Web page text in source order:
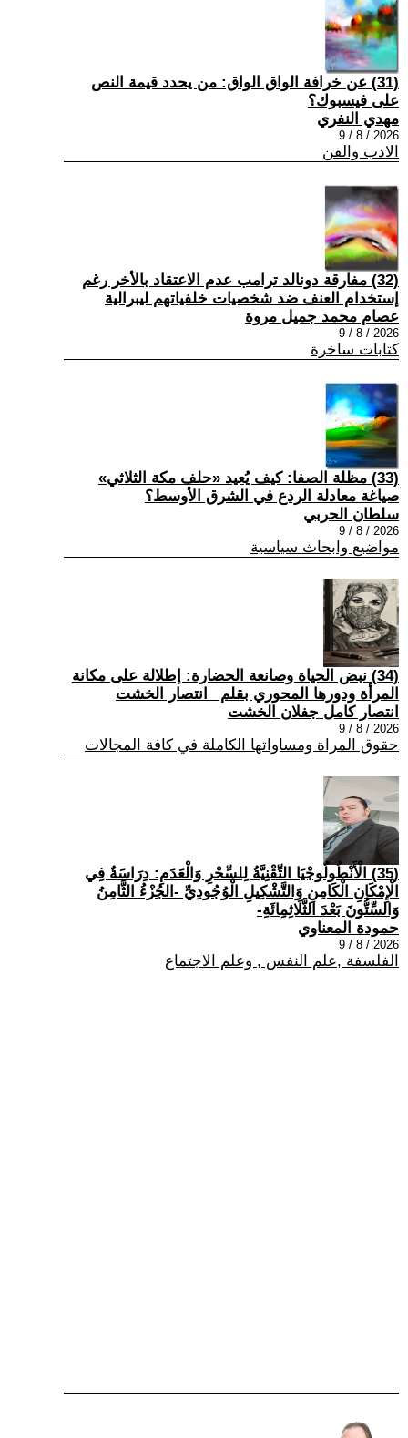
(31) عن خرافة الواق الواق: من يحدد قيمة النص
على فيسبوك؟
مهدي النفري
2026 / 8 / 9
الادب والفن
(32) مفارقة دونالد ترامب عدم الاعتقاد بالأخر رغم
إستخدام العنف ضد شخصيات خلفياتهم ليبرالية
عصام محمد جميل مروة
2026 / 8 / 9
كتابات ساخرة
(33) مظلة الصفا: كيف يُعيد «حلف مكة الثلاثي»
صياغة معادلة الردع في الشرق الأوسط؟
سلطان الحربي
2026 / 8 / 9
مواضيع وابحاث سياسية
(34) نبض الحياة وصانعة الحضارة: إطلالة على مكانة
المرأة ودورها المحوري بقلم _انتصار الخشت
انتصار كامل جفلان الخشت
2026 / 8 / 9
حقوق المراة ومساواتها الكاملة في كافة المجالات
(35) الْأَنْطُولُوجْيَا التِّقْنِيَّةُ لِلسِّحْرِ وَالْعَدَمِ: دِرَاسَةٌ فِي
الْإِمْكَانِ الْكَامِنِ وَالتَّشْكِيلِ الْوُجُودِيِّ -الجُزْءُ الثَّامِنُ
وَالسِّتُّونَ بَعْدَ الثَّلَاثِمِائَةِ-
حمودة المعناوي
2026 / 8 / 9
الفلسفة ,علم النفس , وعلم الاجتماع